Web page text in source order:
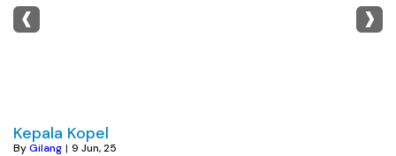
Kepala Kopel
ByGilang | 9 Jun, 25
‹ ›